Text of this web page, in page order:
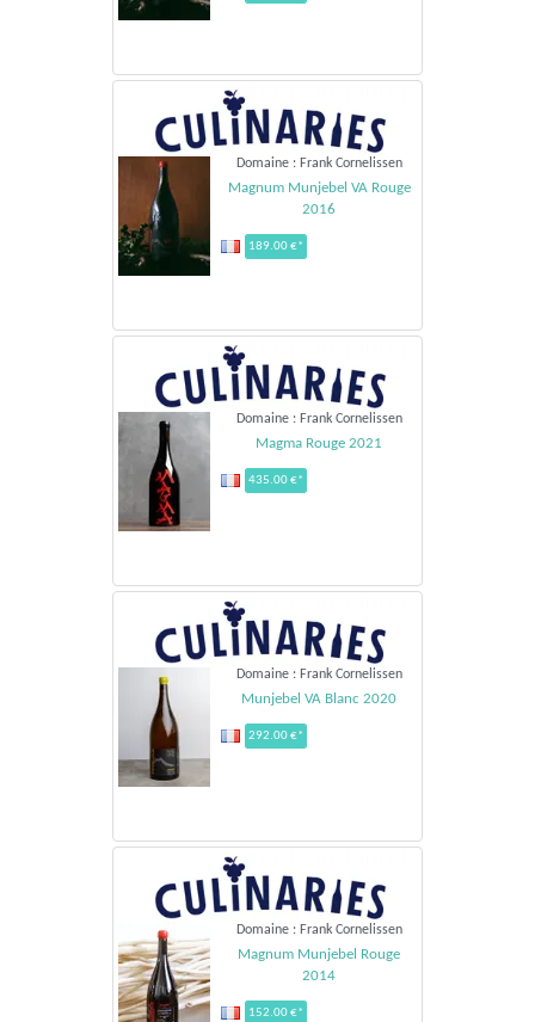
Domaine : Frank Cornelissen
Magnum Munjebel VA Rouge
2016
189.00 €*
Domaine : Frank Cornelissen
Magma Rouge 2021
435.00 €*
Domaine : Frank Cornelissen
Munjebel VA Blanc 2020
292.00 €*
Domaine : Frank Cornelissen
Magnum Munjebel Rouge
2014
152.00 €*